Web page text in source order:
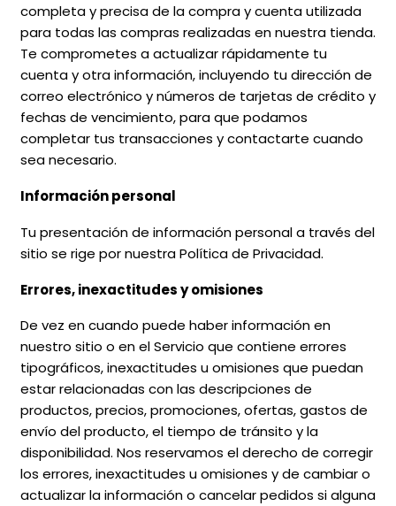
completa y precisa de la compra y cuenta utilizada
para todas las compras realizadas en nuestra tienda.
Te comprometes a actualizar rápidamente tu
cuenta y otra información, incluyendo tu dirección de
correo electrónico y números de tarjetas de crédito y
fechas de vencimiento, para que podamos
completar tus transacciones y contactarte cuando
sea necesario.
Información personal
Tu presentación de información personal a través del
sitio se rige por nuestra Política de Privacidad.
Errores, inexactitudes y omisiones
De vez en cuando puede haber información en
nuestro sitio o en el Servicio que contiene errores
tipográficos, inexactitudes u omisiones que puedan
estar relacionadas con las descripciones de
productos, precios, promociones, ofertas, gastos de
envío del producto, el tiempo de tránsito y la
disponibilidad. Nos reservamos el derecho de corregir
los errores, inexactitudes u omisiones y de cambiar o
actualizar la información o cancelar pedidos si alguna